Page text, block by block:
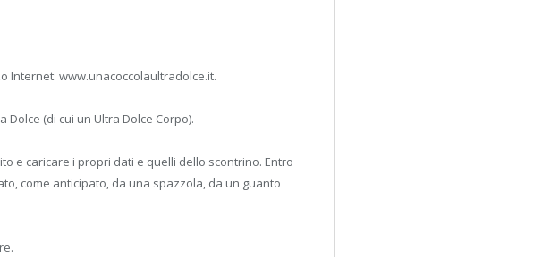
Internet: www.unacoccolaultradolce.it.
(di cui un Ultra Dolce Corpo).
e caricare i propri dati e quelli dello scontrino. Entro
come anticipato, da una spazzola, da un guanto